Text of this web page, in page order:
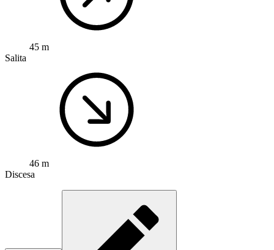
45 m
Salita
46 m
Discesa